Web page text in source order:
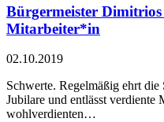
Bürgermeister
Mitarbeiter*in
02.10.2019
Schwerte. Regelmäßig ehrt
Jubilare und entlässt
wohlverdienten…